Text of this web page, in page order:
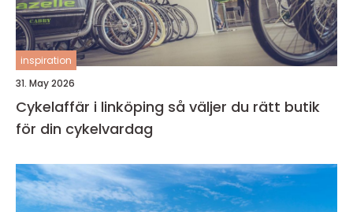
inspiration
31. May 2026
Cykelaffär i linköping så väljer du rätt butik
för din cykelvardag